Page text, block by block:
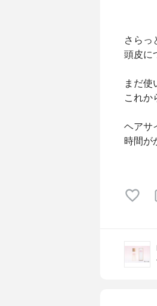
さらっ
頭皮に
まだ使
これ
ヘアサ
時間が